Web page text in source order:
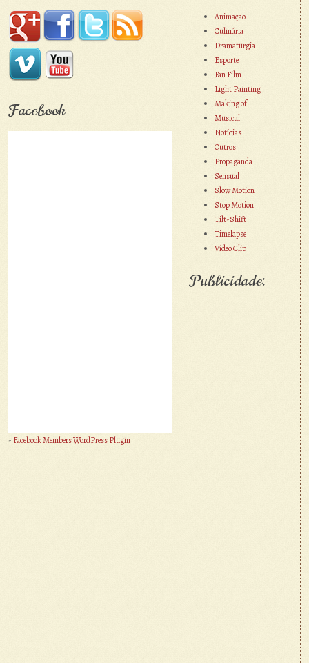
Facebook
- Facebook Members WordPress Plugin
Animação
Culinária
Dramaturgia
Esporte
Fan Film
Light Painting
Making of
Musical
Notícias
Outros
Propaganda
Sensual
Slow Motion
Stop Motion
Tilt-Shift
Timelapse
Vídeo Clip
Publicidade: